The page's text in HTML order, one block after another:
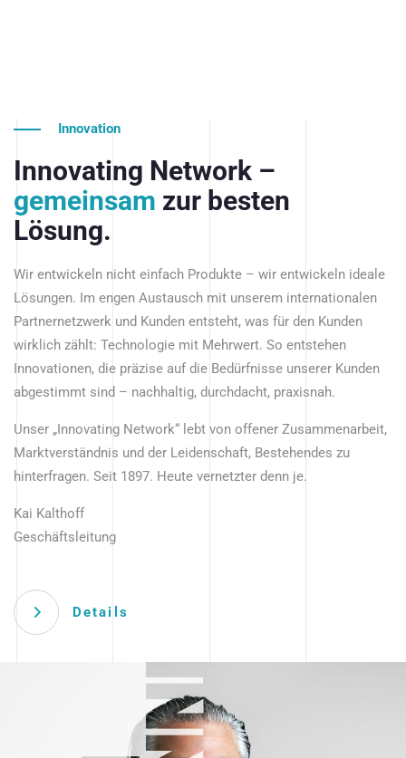
Innovation
Innovating Network –
gemeinsam zur besten
Lösung.
Wir entwickeln nicht einfach Produkte – wir entwickeln ideale
Lösungen. Im engen Austausch mit unserem internationalen
Partnernetzwerk und Kunden entsteht, was für den Kunden
wirklich zählt: Technologie mit Mehrwert. So entstehen
Innovationen, die präzise auf die Bedürfnisse unserer Kunden
abgestimmt sind – nachhaltig, durchdacht, praxisnah.
Unser „Innovating Network“ lebt von offener Zusammenarbeit,
Marktverständnis und der Leidenschaft, Bestehendes zu
hinterfragen. Seit 1897. Heute vernetzter denn je.
Kai Kalthoff
Geschäftsleitung
Details